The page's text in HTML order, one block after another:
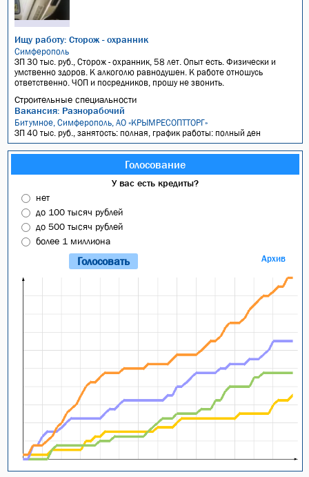
Ищу работу: Сторож - охранник
Симферополь
ЗП 30 тыс. руб., Сторож - охранник, 58 лет. Опыт есть. Физически и
умственно здоров. К алкоголю равнодушен. К работе отношусь
ответственно. ЧОП и посредников, прошу не звонить.
Строительные специальности
Вакансия: Разнорабочий
Битумное, Симферополь, АО «КРЫМРЕСОПТТОРГ»
ЗП 40 тыс. руб., занятость: полная, график работы: полный ден
Голосование
У вас есть кредиты?
нет
до 100 тысяч рублей
до 500 тысяч рублей
более 1 миллиона
Архив